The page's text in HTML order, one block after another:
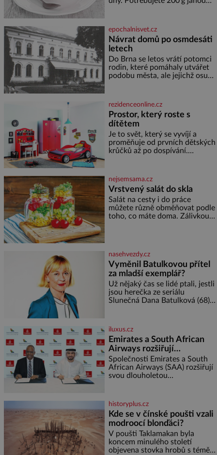
cukru krystal 1 lžíci medu 200 g
zakysané sm
epochalnisvet.cz
Návrat domů po osmdesáti
letech
Do Brna se letos vrátí potomci
rodin, které pomáhaly utvářet
podobu města, ale jejichž osudy
Placzek, Löw-Beer, Fuhrmann,
Kohn a Stiassni se stanou
jednou z hlavních
dramaturgických linií festivalu
židovské kultury ŠTETL FEST
2026. Některé návraty nejsou
jednoduché. Místa, která si
rezidenceonline.cz
Prostor, který roste s
dítětem
Je to svět, který se vyvíjí a
proměňuje od prvních dětských
krůčků až po dospívání.
soustředění i odpočinek a
reaguje na každou etapu života
a specifické potřeby dítěte. Pro
nejmenší je klíčová
jednoduchost, měkkost a
bezpečí, proto by pokoj
nejsemsama.cz
Vrstvený salát do skla
Salát na cesty i do práce
můžete různě obměňovat podle
toho, co máte doma. Zálivkou
nebo jiného salátu (římský salát,
polníček…) ✿ 1 malá konzerva
kukuřice ✿ ½ okurky ✿ 2
rajčata Zálivka: ✿ 4 lžíce
olivového oleje ✿ 1 lžíci
citronové šťávy ✿ ½ stroužku
nasehvezdy.cz
Vyměnil Batulkovou přítel
za mladší exemplář?
Už nějaký čas se lidé ptali, jestli
jsou herečka ze seriálu
Slunečná Dana Batulková (68) a
od sebe přítele od samého
začátku odhán
iluxus.cz
Emirates a South African
Airways rozšiřují
partnerství. Cestujícím
nově zpřístupní dalších
devět destinací v jižní a
Společnosti Emirates a South
African Airways (SAA) rozšiřují
svou dlouholetou
cestujícím devět dalších
destinací v jižní a střední Africe
a u
historyplus.cz
Kde se v čínské poušti vzali
modroocí blonďáci?
V poušti Taklamakan byla
koncem minulého století
objevena stovka hrobů s téměř